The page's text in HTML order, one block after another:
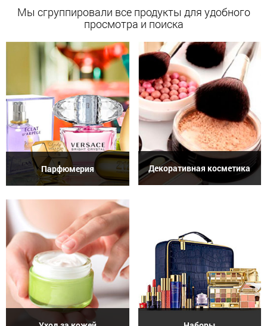
Мы сгруппировали все продукты для удобного
просмотра и поиска
Парфюмерия Декоративная косметика